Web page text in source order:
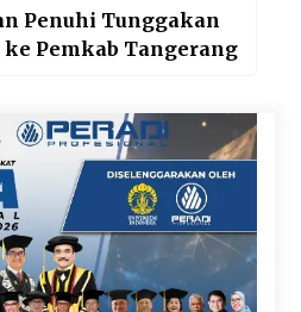
Penuhi Tunggakan
Pemkab Tangerang